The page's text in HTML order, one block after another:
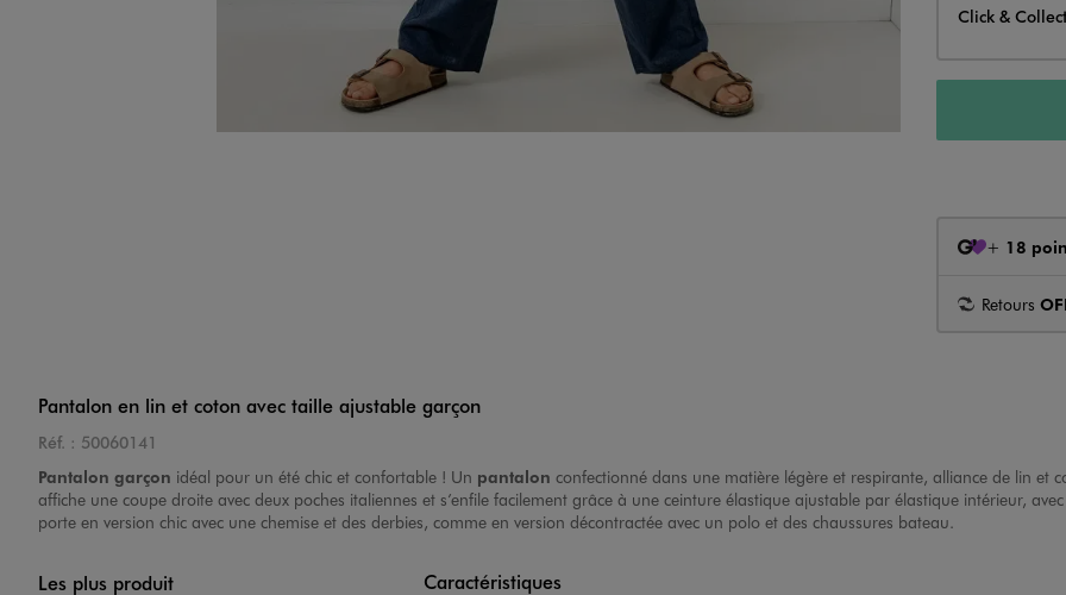
Image 6 sur 6
Click &
+ 18
Retours
Pantalon en lin et coton avec taille ajustable garçon
Réf. : 50060141
Pantalon garçon idéal pour un été chic et confortable ! Un pantalon confectionné dans une matière légère et respirante, alliance de lin
affiche une coupe droite avec deux poches italiennes et s’enfile facilement grâce à une ceinture élastique ajustable par élastique intérieur,
porte en version chic avec une chemise et des derbies, comme en version décontractée avec un polo et des chaussures bateau.
Les plus produit Caractéristiques